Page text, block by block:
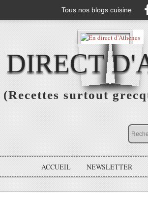
Tous nos blogs cuisine
surtout
ACCUEIL NEWSLETTER